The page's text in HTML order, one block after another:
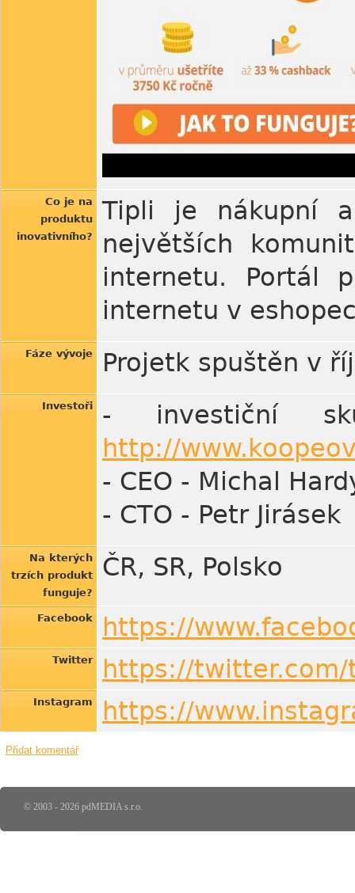
Co je na
produktu
inovativního?
Tipli je nákupní
největších
internetu. Portál
internetu v
Fáze vývoje Projetk spuštěn v
Investoři
- investiční
http://
- CEO - Michal
- CTO - Petr Jirásek
Na kterých
trzích produkt
funguje?
ČR, SR, Polsko
Facebook https://
Twitter https://
Instagram https://
Přidat komentář
© 2003 - 2026 pdMEDIA s.r.o.